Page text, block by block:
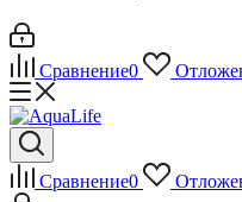
Сравнение0
Сравнение0